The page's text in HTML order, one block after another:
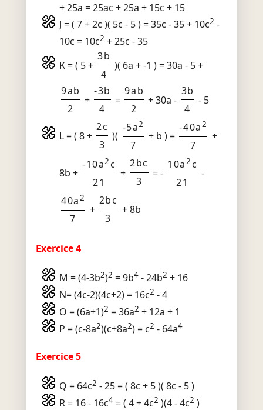
+ 25a = 25ac + 25a + 15c + 15
J = ( 7 + 2c )( 5c - 5 ) = 35c - 35 + 10c2 -
10c = 10c2 + 25c - 35
K = ( 5 +
3b
4
)( 6a + -1 ) = 30a - 5 +
9ab
2
+
-3b
4
=
9ab
2
+ 30a -
3b
4
- 5
L = ( 8 +
2c
3
)(
-5a2
7
+ b ) =
-40a2
7
+
8b +
-10a2 c
21
+
2bc
3
= -
10a2 c
21
-
40a2
7
+
2bc
3
+ 8b
Exercice 4
M = (4-3b2)2 = 9b4- 24b2 + 16
N= (4c-2)(4c+2) = 16c2 - 4
O = (6a+1)2 = 36a2 + 12a + 1
P = (c-8a2)(c+8a2) = c2 - 64a4
Exercice 5
Q = 64c2 - 25 = ( 8c + 5 )( 8c - 5 )
R = 16 - 16c4= ( 4 + 4c2 )(4 - 4c2 )